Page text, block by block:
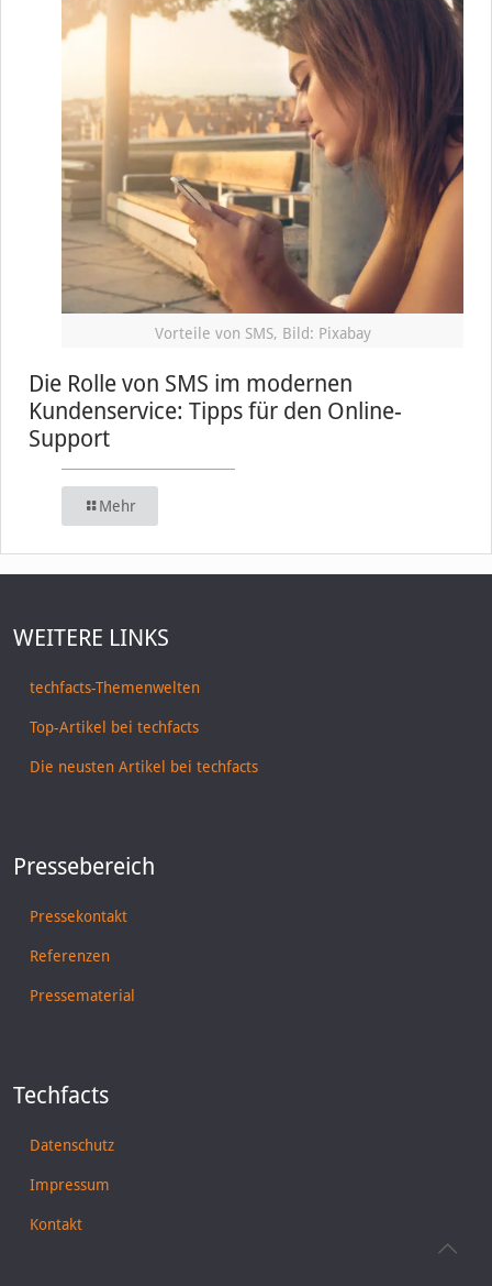
Vorteile von SMS, Bild: Pixabay
Die Rolle von SMS im modernen
Kundenservice: Tipps für den Online-
Support
Mehr
WEITERE LINKS
techfacts-Themenwelten
Top-Artikel bei techfacts
Die neusten Artikel bei techfacts
Pressebereich
Pressekontakt
Referenzen
Pressematerial
Techfacts
Datenschutz
Impressum
Kontakt